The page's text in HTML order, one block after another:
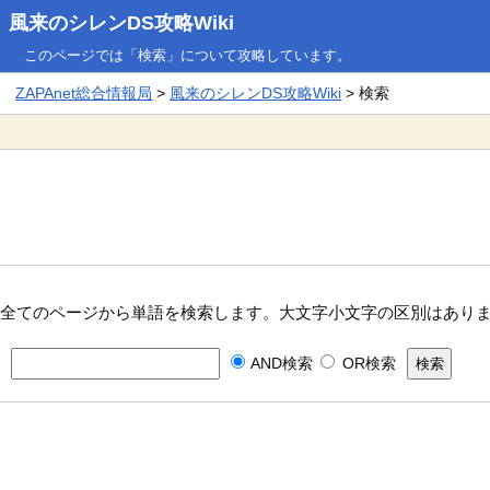
風来のシレンDS攻略Wiki
このページでは「検索」について攻略しています。
ZAPAnet総合情報局 > 風来のシレンDS攻略Wiki > 検索
全てのページから単語を検索します。大文字小文字の区別はあり
AND検索 OR検索